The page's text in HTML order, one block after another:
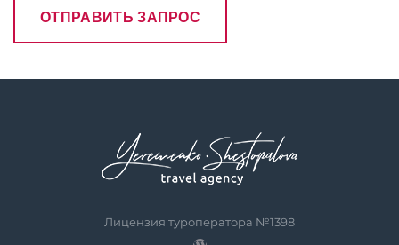
Лицензия туроператора №1398